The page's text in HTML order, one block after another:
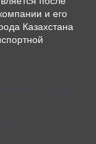
и его
Казахстана